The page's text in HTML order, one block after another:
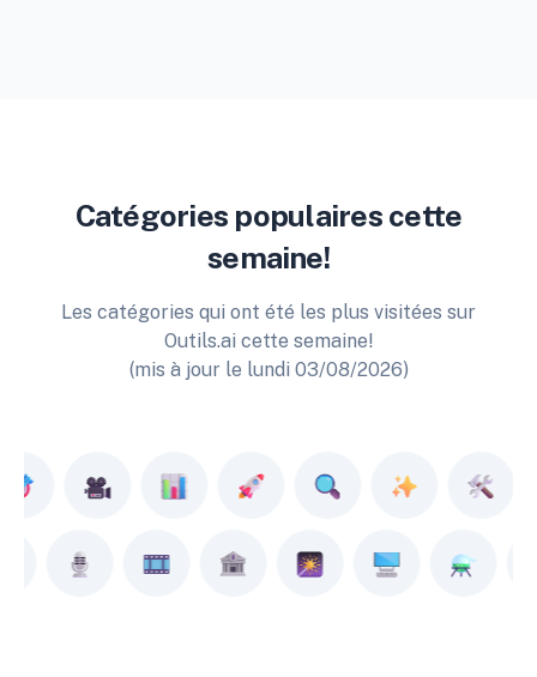
Catégories populaires cette
semaine!
Les catégories qui ont été les plus visitées sur
Outils.ai cette semaine!
(mis à jour le lundi 03/08/2026)